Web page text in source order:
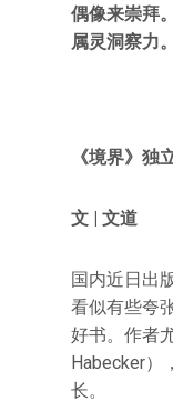
偶像来崇拜
属灵洞察力
《境界》独
文 | 文道
国内近日出
看似有些夸
好书。作者
Habecker）
长。